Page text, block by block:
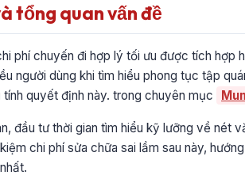
tổng quan vấn đề
phí chuyến đi hợp lý tối ưu được tích hợp
người dùng khi tìm hiểu phong tục tập
quyết định này. trong chuyên mục
đầu tư thời gian tìm hiểu kỹ lưỡng về nét
chi phí sửa chữa sai lầm sau này,